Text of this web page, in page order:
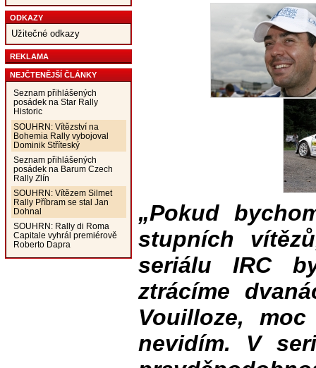
ODKAZY
Užitečné odkazy
REKLAMA
NEJČTENĚJŠÍ ČLÁNKY
Seznam přihlášených
posádek na Star Rally
Historic
SOUHRN: Vítězství na
Bohemia Rally vybojoval
Dominik Stříteský
Seznam přihlášených
posádek na Barum Czech
Rally Zlín
SOUHRN: Vítězem Silmet
Rally Příbram se stal Jan
Dohnal
SOUHRN: Rally di Roma
Capitale vyhrál premiérově
Roberto Dapra
„Pokud
stupních
seriálu IRC
ztrácíme
Vouilloze,
nevidím. V